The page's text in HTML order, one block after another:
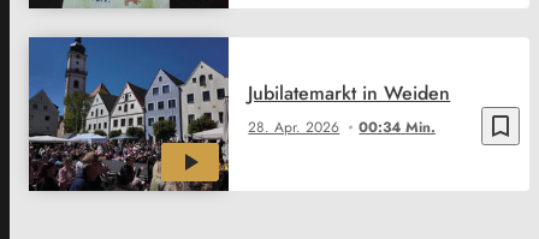
bookmark_border
28. Apr. 2026 00:34 Min.
Jubilatemarkt in Weiden